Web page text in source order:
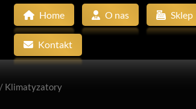
Home O nas Sklep
Kontakt
/ Klimatyzatory